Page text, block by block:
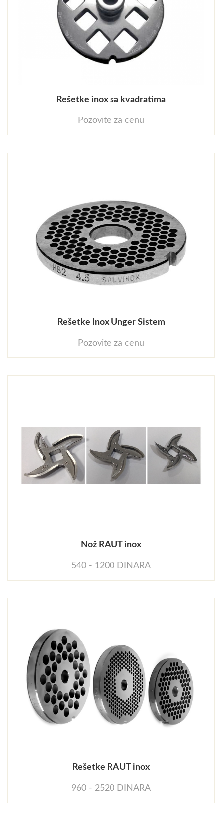
Rešetke inox sa kvadratima
Pozovite za cenu
Rešetke Inox Unger Sistem
Pozovite za cenu
Nož RAUT inox
540 - 1200 DINARA
Rešetke RAUT inox
960 - 2520 DINARA